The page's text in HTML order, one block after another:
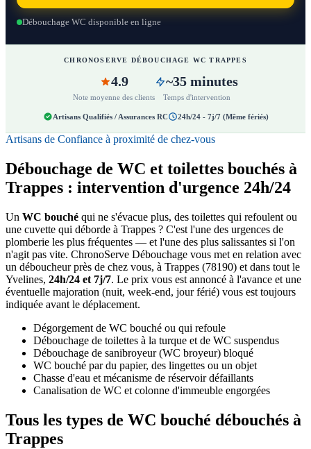
Débouchage WC disponible en ligne
CHRONOSERVE DÉBOUCHAGE WC TRAPPES
4.9
Note moyenne des clients
~35 minutes
Temps d'intervention
Artisans Qualifiés / Assurances RC 24h/24 - 7j/7 (Même fériés)
Artisans de Confiance à proximité de chez-vous
Débouchage de WC et toilettes bouchés à
Trappes : intervention d'urgence 24h/24
Un WC bouché qui ne s'évacue plus, des toilettes qui refoulent ou
une cuvette qui déborde à Trappes ? C'est l'une des urgences de
plomberie les plus fréquentes — et l'une des plus salissantes si l'on
n'agit pas vite. ChronoServe Débouchage vous met en relation avec
un déboucheur près de chez vous, à Trappes (78190) et dans tout le
Yvelines, 24h/24 et 7j/7. Le prix vous est annoncé à l'avance et une
éventuelle majoration (nuit, week-end, jour férié) vous est toujours
indiquée avant le déplacement.
Dégorgement de WC bouché ou qui refoule
Débouchage de toilettes à la turque et de WC suspendus
Débouchage de sanibroyeur (WC broyeur) bloqué
WC bouché par du papier, des lingettes ou un objet
Chasse d'eau et mécanisme de réservoir défaillants
Canalisation de WC et colonne d'immeuble engorgées
Tous les types de WC bouché débouchés à
Trappes